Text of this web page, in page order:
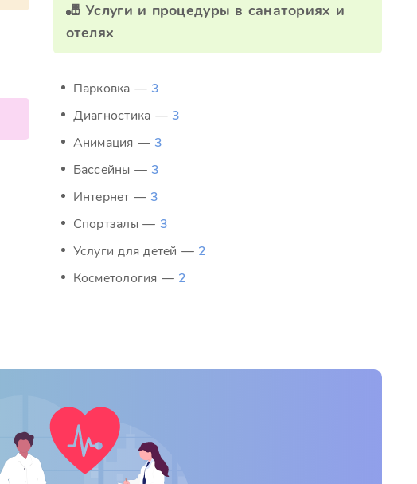
🎳 Услуги и процедуры в санаториях и
отелях
Парковка — 3
Диагностика — 3
Анимация — 3
Бассейны — 3
Интернет — 3
Спортзалы — 3
Услуги для детей — 2
Косметология — 2